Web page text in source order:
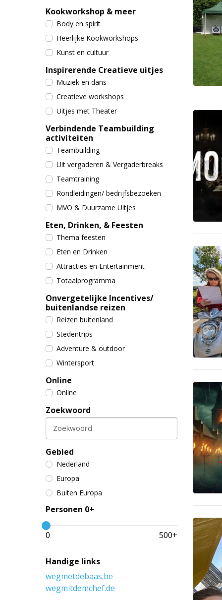
Kookworkshop & meer
Body en spirit
Heerlijke Kookworkshops
Kunst en cultuur
Inspirerende Creatieve uitjes
Muziek en dans
Creatieve workshops
Uitjes met Theater
Verbindende Teambuilding
activiteiten
Teambuilding
Uit vergaderen & Vergaderbreaks
Teamtraining
Rondleidingen/ bedrijfsbezoeken
MVO & Duurzame Uitjes
Eten, Drinken, & Feesten
Thema feesten
Eten en Drinken
Attracties en Entertainment
Totaalprogramma
Onvergetelijke Incentives/
buitenlandse reizen
Reizen buitenland
Stedentrips
Adventure & outdoor
Wintersport
Online
Online
Zoekwoord
Zoekwoord
Gebied
Nederland
Europa
Buiten Europa
Personen 0+
0 500+
Handige links
wegmetdebaas.be
wegmitdemchef.de